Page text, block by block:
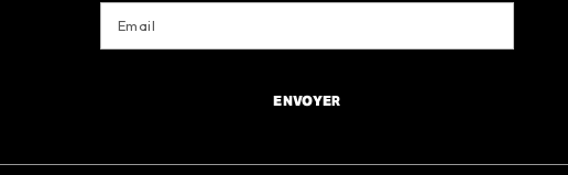
ENVOYER